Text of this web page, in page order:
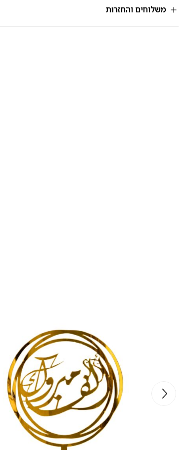
משלוחים והחזרות